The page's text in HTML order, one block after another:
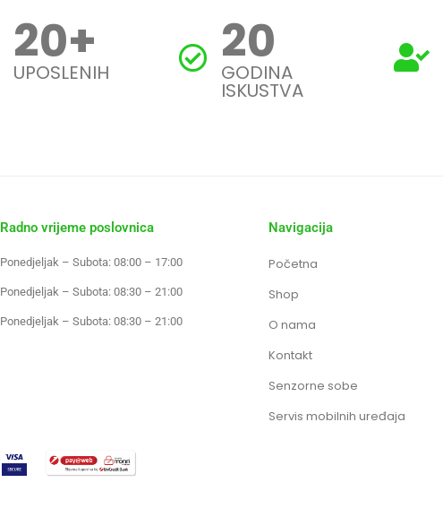
20+
UPOSLENIH 20
GODINA
ISKUSTVA
Radno vrijeme poslovnica
Ponedjeljak – Subota: 08:00 – 17:00
Ponedjeljak – Subota: 08:30 – 21:00
Ponedjeljak – Subota: 08:30 – 21:00
Navigacija
Početna
Shop
O nama
Kontakt
Senzorne sobe
Servis mobilnih uređaja